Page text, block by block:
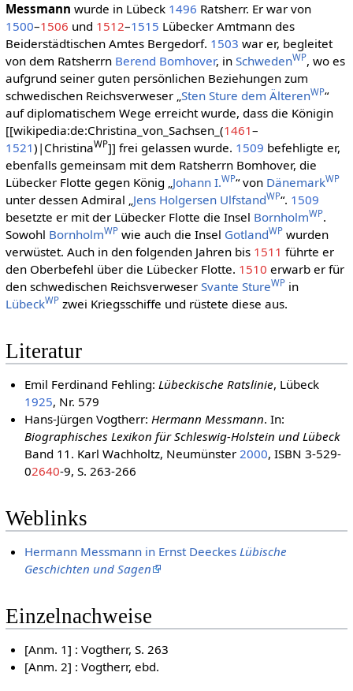
Messmann wurde in Lübeck 1496 Ratsherr. Er war von
1500–1506 und 1512–1515 Lübecker Amtmann des
Beiderstädtischen Amtes Bergedorf. 1503 war er, begleitet
von dem Ratsherrn Berend Bomhover, in SchwedenWP, wo es
aufgrund seiner guten persönlichen Beziehungen zum
schwedischen Reichsverweser „Sten Sture dem ÄlterenWP“
auf diplomatischem Wege erreicht wurde, dass die Königin
[[wikipedia:de:Christina_von_Sachsen_(1461–
1521)|ChristinaWP]] frei gelassen wurde. 1509 befehligte er,
ebenfalls gemeinsam mit dem Ratsherrn Bomhover, die
Lübecker Flotte gegen König „Johann I.WP“ von DänemarkWP
unter dessen Admiral „Jens Holgersen UlfstandWP“. 1509
besetzte er mit der Lübecker Flotte die Insel BornholmWP.
Sowohl BornholmWPwie auch die Insel GotlandWPwurden
verwüstet. Auch in den folgenden Jahren bis 1511 führte er
den Oberbefehl über die Lübecker Flotte. 1510 erwarb er für
den schwedischen Reichsverweser Svante StureWPin
LübeckWPzwei Kriegsschiffe und rüstete diese aus.
Literatur
Emil Ferdinand Fehling:Lübeckische Ratslinie, Lübeck
1925, Nr. 579
Hans-Jürgen Vogtherr:Hermann Messmann. In:
Biographisches Lexikon für Schleswig-Holstein und Lübeck
Band 11. Karl Wachholtz, Neumünster2000, ISBN 3-529-
02640-9, S. 263-266
Weblinks
Hermann Messmann in Ernst Deeckes Lübische
Geschichten und Sagen
Einzelnachweise
[Anm. 1] : Vogtherr, S. 263
[Anm. 2] : Vogtherr, ebd.